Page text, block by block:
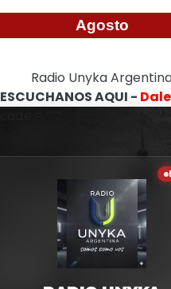
Agosto
Radio Unyka
ESCUCHANOS AQUI -